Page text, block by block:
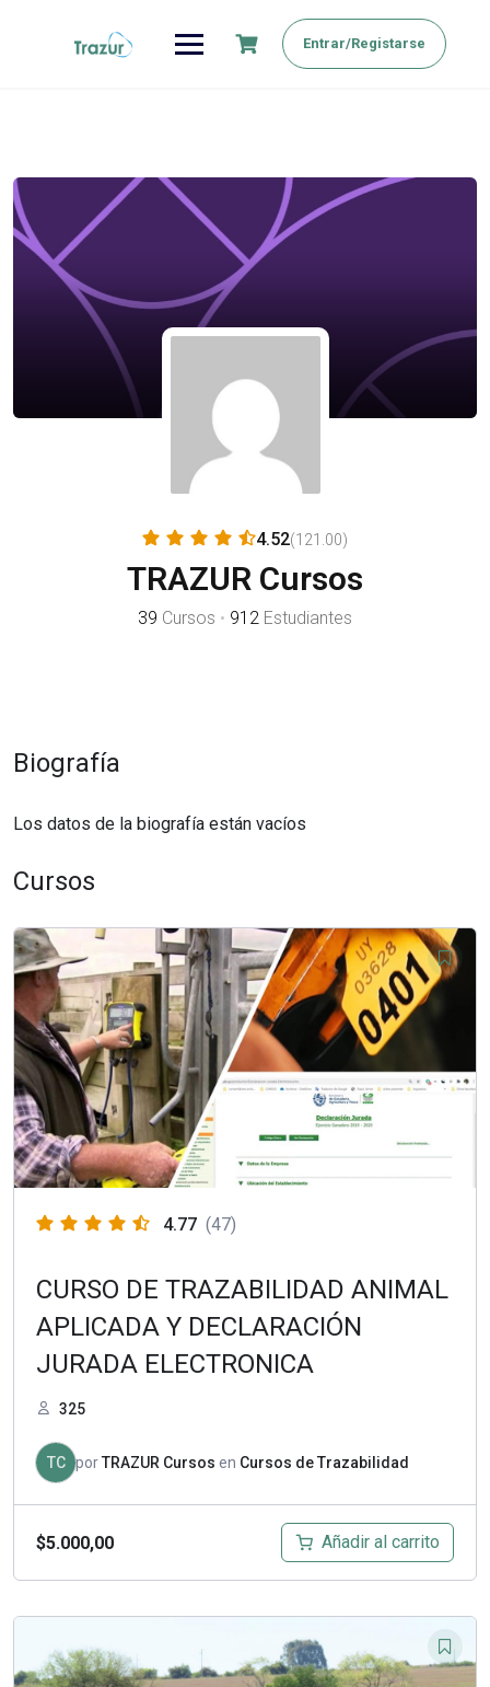
Entrar/Registarse
4.52(121.00)
TRAZUR Cursos
39 Cursos • 912 Estudiantes
Biografía
Los datos de la biografía están vacíos
Cursos
4.77 (47)
CURSO DE TRAZABILIDAD ANIMAL
APLICADA Y DECLARACIÓN
JURADA ELECTRONICA
325
TC porTRAZUR Cursos en Cursos de Trazabilidad
$5.000,00 Añadir al carrito